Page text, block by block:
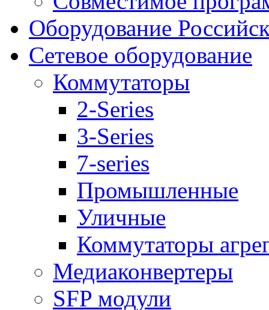
Оборудование
Сетевое оборудование
Коммутаторы
2-Series
3-Series
7-series
Промышленные
Уличные
Коммутаторы
Медиаконвертеры
SFP модули